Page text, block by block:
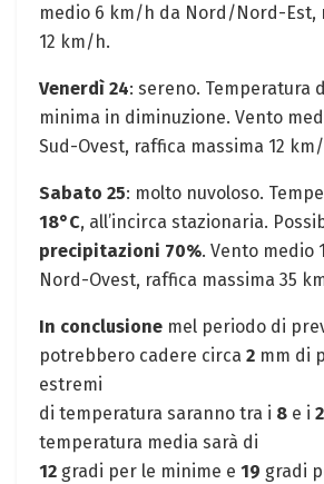
medio 6 km/h da Nord/Nord-Est,
12 km/h.
Venerdì 24: sereno. Temperatura
minima in diminuzione. Vento
Sud-Ovest, raffica massima 12
Sabato 25: molto nuvoloso.
18°C, all’incirca stazionaria.
precipitazioni 70%. Vento medio
Nord-Ovest, raffica massima 35
In conclusione mel periodo di
potrebbero cadere circa 2 mm di
estremi
di temperatura saranno tra i 8 e i
temperatura media sarà di
12 gradi per le minime e 19 gradi